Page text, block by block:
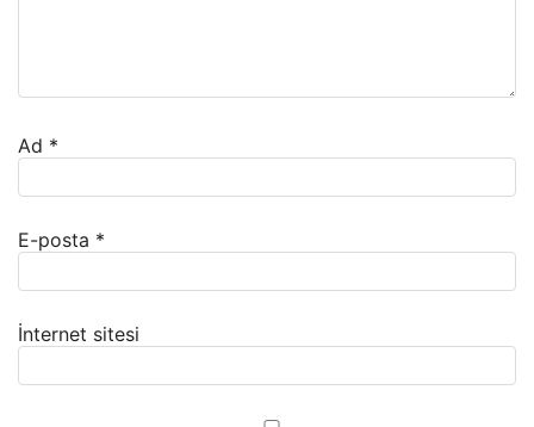
Ad *
E-posta *
İnternet sitesi